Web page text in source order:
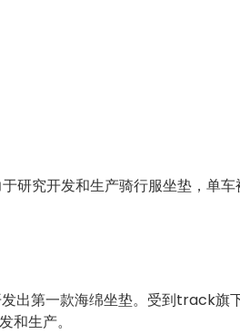
研究开发和生产骑行服坐垫，单
第一款海绵坐垫。受到track旗
和生产。